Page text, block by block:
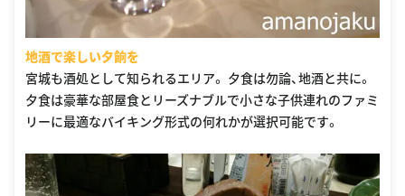
地酒で楽しい夕餉を
宮城も酒処として知られるエリア。 夕食は勿論、地酒と共に。
夕食は豪華な部屋食とリーズナブルで小さな子供連れのファミ
リーに最適なバイキング形式の何れかが選択可能です。